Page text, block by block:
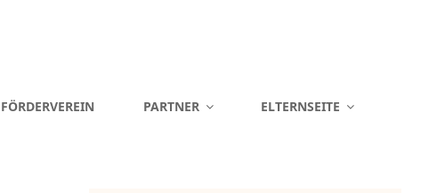
FÖRDERVEREIN PARTNER ELTERNSEITE